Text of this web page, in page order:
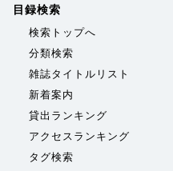
目録検索
検索トップへ
分類検索
雑誌タイトルリスト
新着案内
貸出ランキング
アクセスランキング
タグ検索